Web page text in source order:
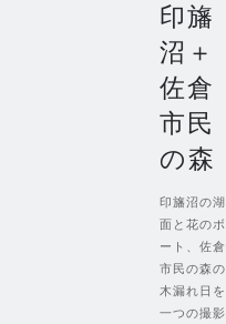
印旛
沼＋
佐倉
市民
の森
印旛沼の湖
面と花のボ
ート、佐倉
市民の森の
木漏れ日を
一つの撮影